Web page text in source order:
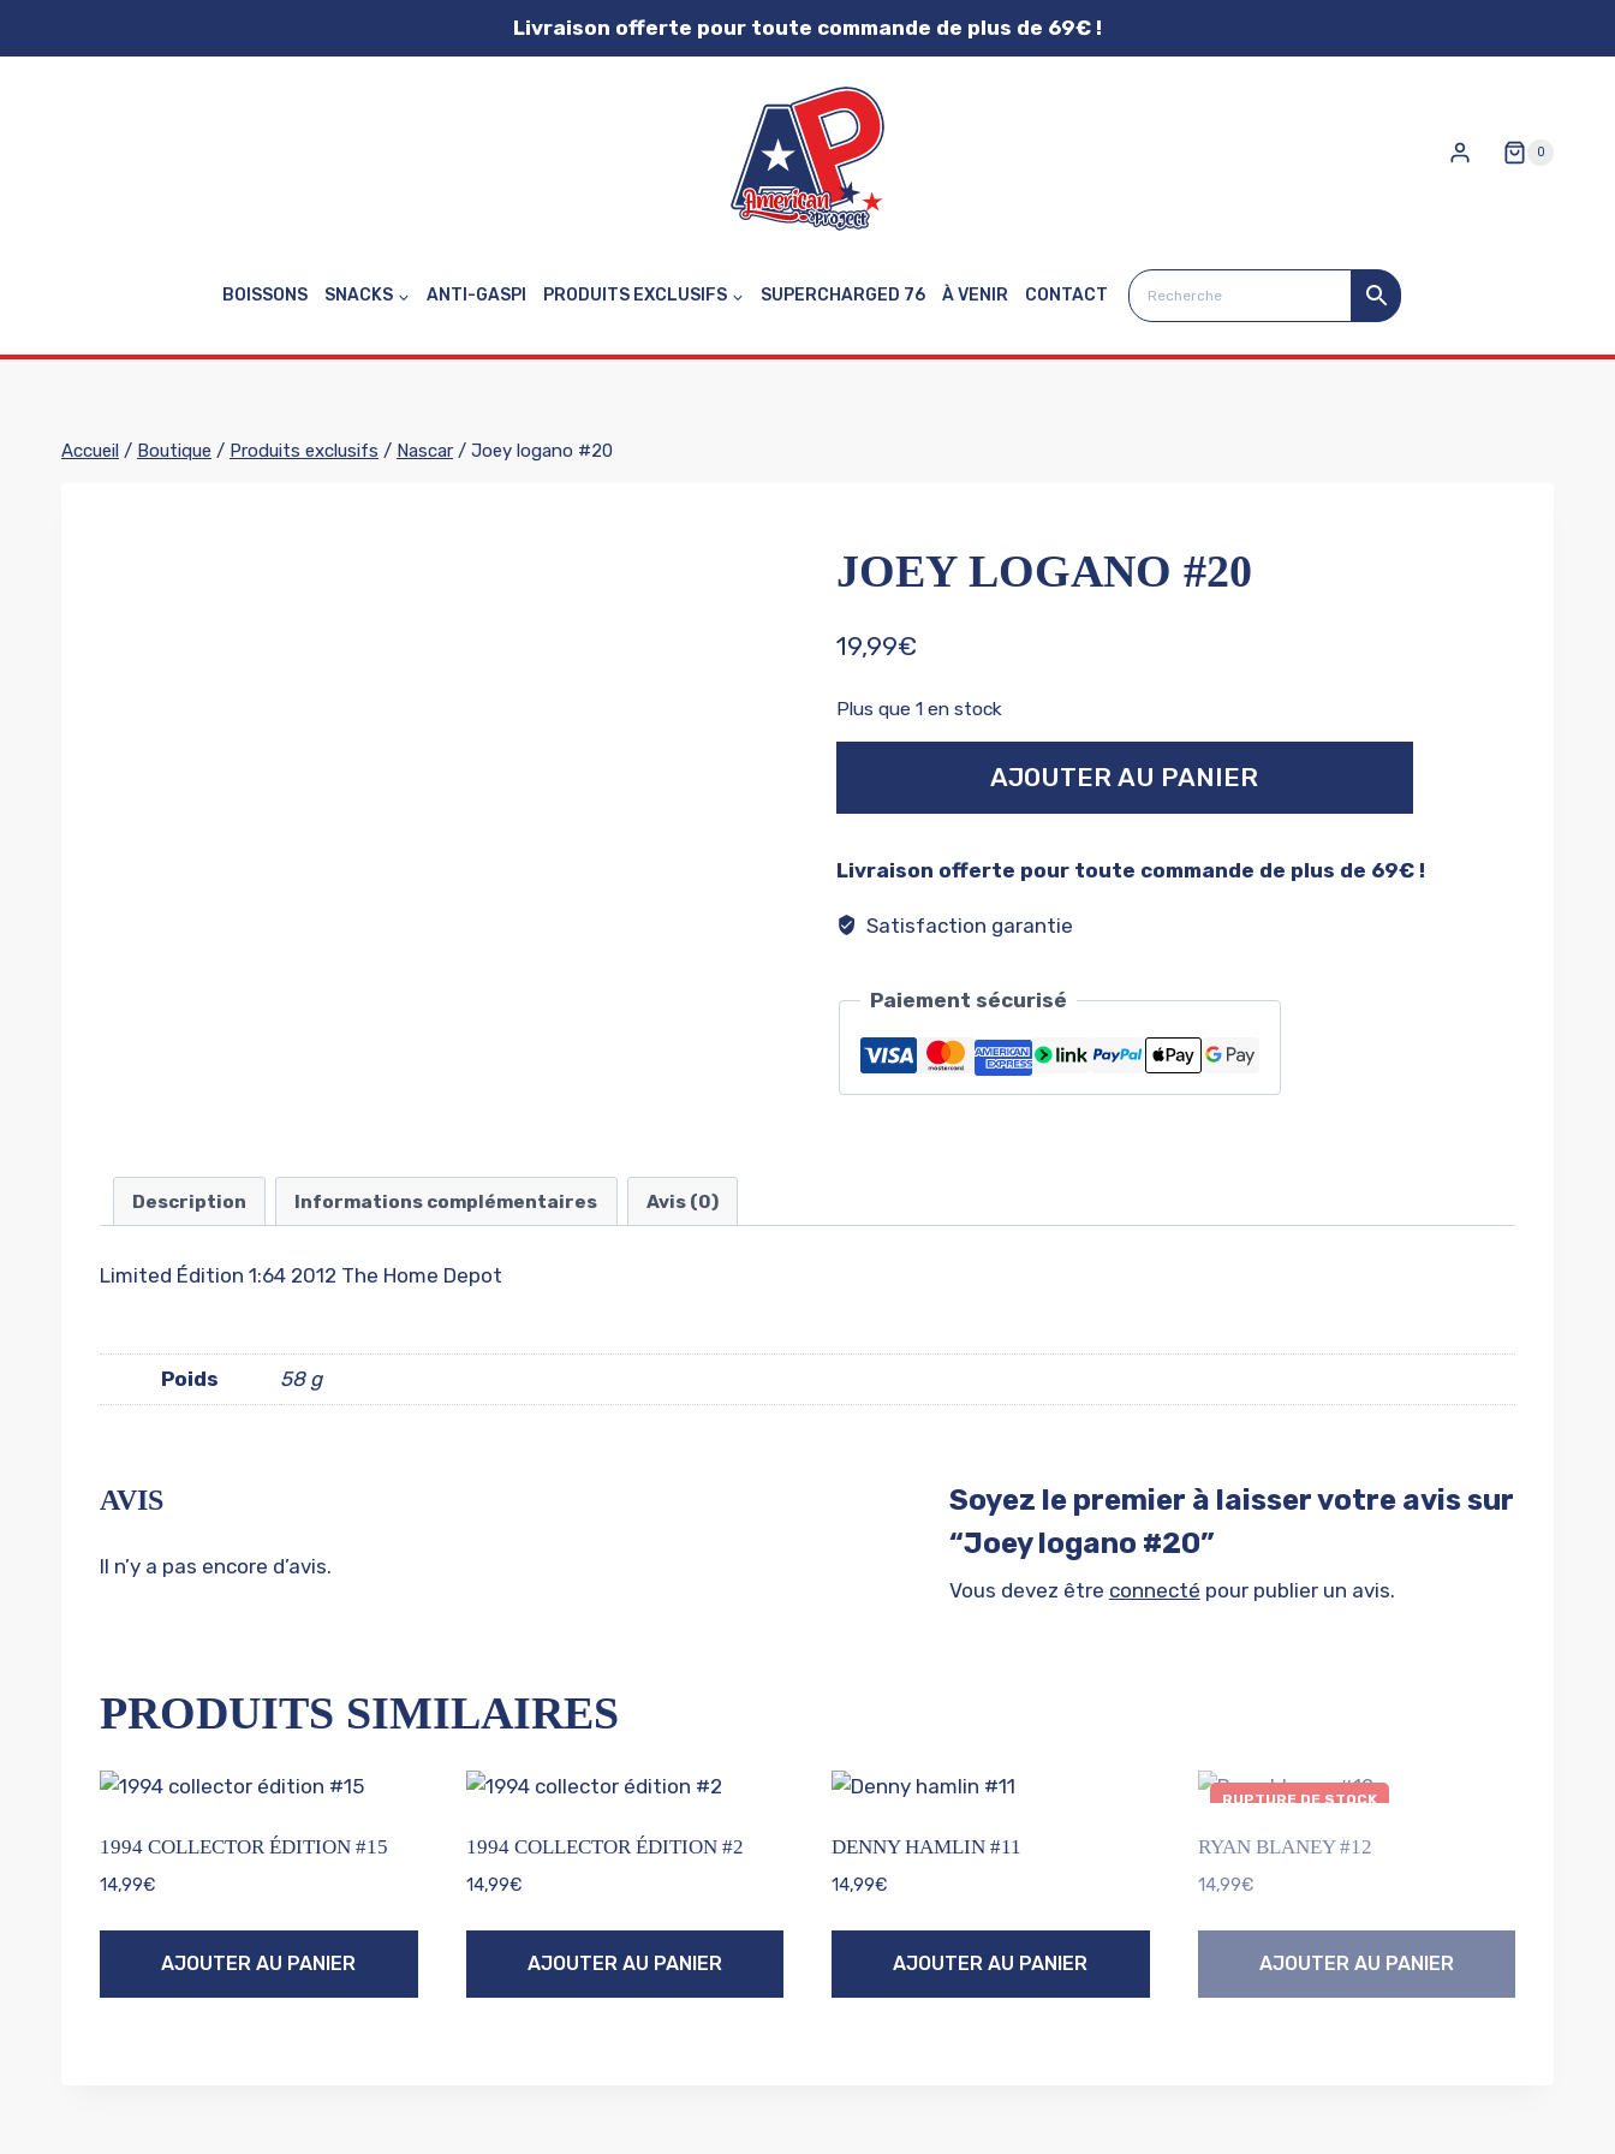
Livraison offerte pour toute commande de plus de 69€ !
0
BOISSONS SNACKS ANTI-GASPI PRODUITS EXCLUSIFS SUPERCHARGED 76 À VENIR CONTACT
Accueil / Boutique / Produits exclusifs / Nascar / Joey logano #20
JOEY LOGANO #20
19,99€
Plus que 1 en stock
Joey
AJOUTER AU PANIER
Livraison offerte pour toute commande de plus de 69€ !
Satisfaction garantie
Paiement sécurisé
Description Informations complémentaires Avis (0)
Limited Édition 1:64 2012 The Home Depot
Poids 58 g
AVIS
Il n’y a pas encore d’avis.
Soyez le premier à laisser votre avis sur
“Joey logano #20”
Vous devez être connecté pour publier un avis.
PRODUITS SIMILAIRES
1994 COLLECTOR ÉDITION #15
14,99€
AJOUTER AU PANIER
1994 COLLECTOR ÉDITION #2
14,99€
AJOUTER AU PANIER
DENNY HAMLIN #11
14,99€
AJOUTER AU PANIER
RUPTURE DE STOCK
RYAN BLANEY #12
14,99€
AJOUTER AU PANIER